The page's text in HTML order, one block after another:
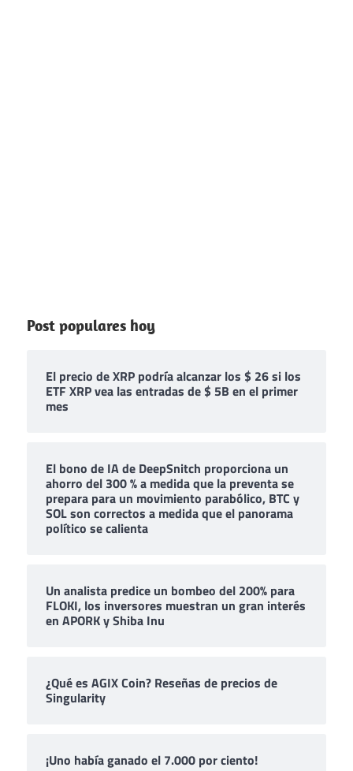
Post populares hoy
El precio de XRP podría alcanzar los $ 26 si los
ETF XRP vea las entradas de $ 5B en el primer
mes
El bono de IA de DeepSnitch proporciona un
ahorro del 300 % a medida que la preventa se
prepara para un movimiento parabólico, BTC y
SOL son correctos a medida que el panorama
político se calienta
Un analista predice un bombeo del 200% para
FLOKI, los inversores muestran un gran interés
en APORK y Shiba Inu
¿Qué es AGIX Coin? Reseñas de precios de
Singularity
¡Uno había ganado el 7.000 por ciento!